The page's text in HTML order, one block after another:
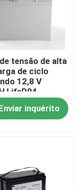
tensão de alta
de ciclo
12,8 V
LifeP04
de lítio
BMS para
de
inquérito